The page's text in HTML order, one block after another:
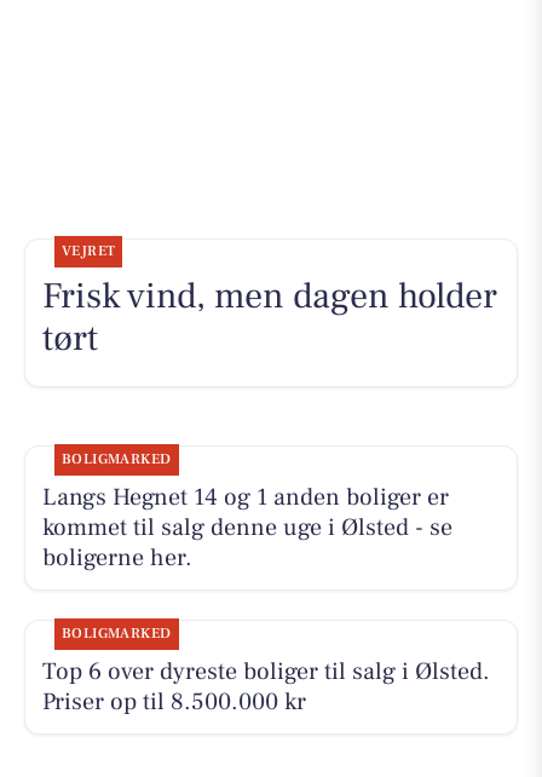
VEJRET
Frisk vind, men dagen holder
tørt
BOLIGMARKED
Langs Hegnet 14 og 1 anden boliger er
kommet til salg denne uge i Ølsted - se
boligerne her.
BOLIGMARKED
Top 6 over dyreste boliger til salg i Ølsted.
Priser op til 8.500.000 kr